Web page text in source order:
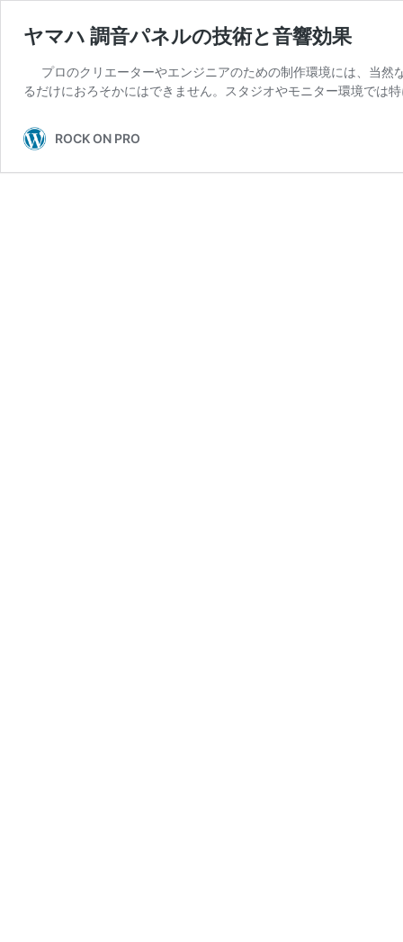
ヤマハ 調音パネルの技術と音響効果
プロのクリエーターやエンジニアのための制作環境には、当
るだけにおろそかにはできません。スタジオやモニター環境では
ROCK ON PRO